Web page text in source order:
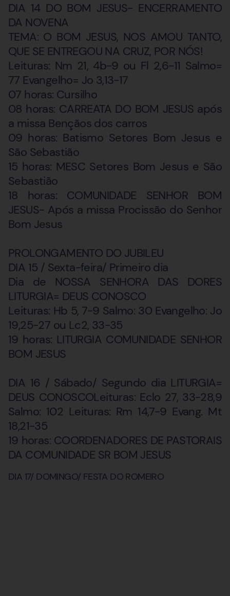
DIA 14 DO BOM JESUS- ENCERRAMENTO
DA NOVENA
TEMA: O BOM JESUS, NOS AMOU TANTO,
QUE SE ENTREGOU NA CRUZ, POR NÓS!
Leituras: Nm 21, 4b-9 ou Fl 2,6-11 Salmo=
77 Evangelho= Jo 3,13-17
07 horas: Cursilho
08 horas: CARREATA DO BOM JESUS após
a missa Bençãos dos carros
09 horas: Batismo Setores Bom Jesus e
São Sebastião
15 horas: MESC Setores Bom Jesus e São
Sebastião
18 horas: COMUNIDADE SENHOR BOM
JESUS- Após a missa Procissão do Senhor
Bom Jesus
PROLONGAMENTO DO JUBILEU
DIA 15 / Sexta-feira/ Primeiro dia
Dia de NOSSA SENHORA DAS DORES
LITURGIA= DEUS CONOSCO
Leituras: Hb 5, 7-9 Salmo: 30 Evangelho: Jo
19,25-27 ou Lc2, 33-35
19 horas: LITURGIA COMUNIDADE SENHOR
BOM JESUS
DIA 16 / Sábado/ Segundo dia LITURGIA=
DEUS CONOSCOLeituras: Eclo 27, 33-28,9
Salmo: 102 Leituras: Rm 14,7-9 Evang. Mt
18,21-35
19 horas: COORDENADORES DE PASTORAIS
DA COMUNIDADE SR BOM JESUS
DIA 17/ DOMINGO/ FESTA DO ROMEIRO